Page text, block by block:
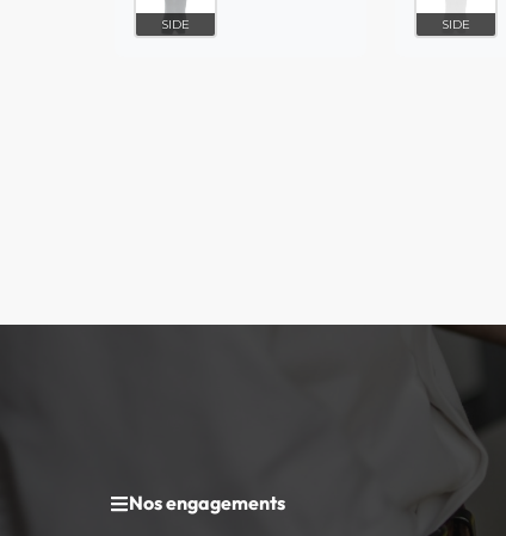
SIDE SIDE
Nos engagements